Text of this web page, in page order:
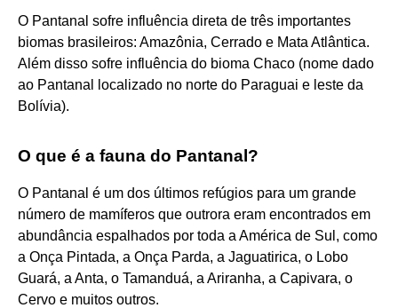
O Pantanal sofre influência direta de três importantes
biomas brasileiros: Amazônia, Cerrado e Mata Atlântica.
Além disso sofre influência do bioma Chaco (nome dado
ao Pantanal localizado no norte do Paraguai e leste da
Bolívia).
O que é a fauna do Pantanal?
O Pantanal é um dos últimos refúgios para um grande
número de mamíferos que outrora eram encontrados em
abundância espalhados por toda a América de Sul, como
a Onça Pintada, a Onça Parda, a Jaguatirica, o Lobo
Guará, a Anta, o Tamanduá, a Ariranha, a Capivara, o
Cervo e muitos outros.